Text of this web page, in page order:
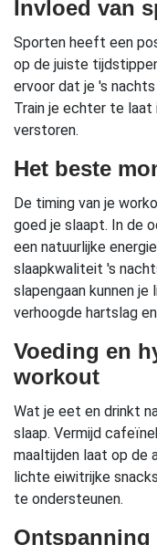
Invloed van
Sporten heeft een
op de juiste
ervoor dat je 's
Train je echter te laat
verstoren.
Het beste
De timing van je
goed je slaapt. In de
een natuurlijke
slaapkwaliteit 's
slapengaan kunnen
verhoogde hartslag
Voeding en
workout
Wat je eet en drinkt
slaap. Vermijd
maaltijden laat op de
lichte eiwitrijke
te ondersteunen.
Ontspanning